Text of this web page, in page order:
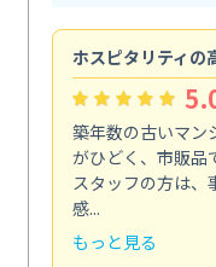
ホスピタリティの
築年数の古いマン
がひどく、市販品
スタッフの方は、
感...
もっと見る